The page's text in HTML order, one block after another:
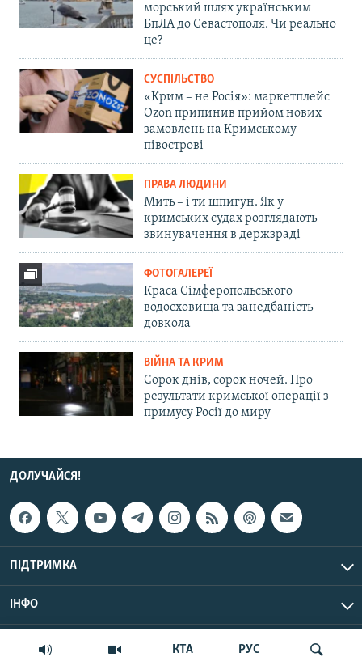
КТА РУС
морський шлях українським
БпЛА до Севастополя. Чи реально
це?
СУСПІЛЬСТВО
«Крим – не Росія»: маркетплейс
Ozon припинив прийом нових
замовлень на Кримському
півострові
ПРАВА ЛЮДИНИ
Мить – і ти шпигун. Як у
кримських судах розглядають
звинувачення в держзраді
ФОТОГАЛЕРЕЇ
Краса Сімферопольського
водосховища та занедбаність
довкола
ВІЙНА ТА КРИМ
Сорок днів, сорок ночей. Про
результати кримської операції з
примусу Росії до миру
ДОЛУЧАЙСЯ!
ПІДТРИМКА
ІНФО
© Крим.Реалії, 2026 | Усі права застережено.